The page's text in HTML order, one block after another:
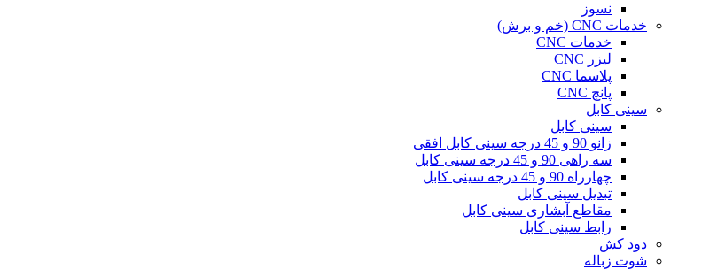
نسوز
خدمات CNC (خم و برش)
خدمات CNC
لیزر CNC
پلاسما CNC
پانچ CNC
سینی کابل
سینی کابل
زانو 90 و 45 درجه سینی کابل افقی
سه راهی 90 و 45 درجه سینی کابل
چهارراه 90 و 45 درجه سینی کابل
تبدیل سینی کابل
مقاطع آبشاری سینی کابل
رابط سینی کابل
دود کش
شوت زباله